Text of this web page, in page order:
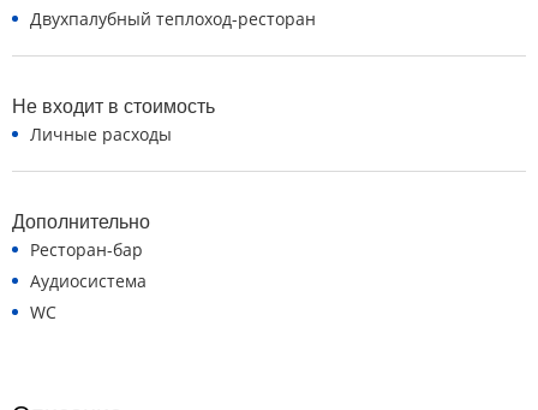
Двухпалубный теплоход-ресторан
Не входит в стоимость
Личные расходы
Дополнительно
Ресторан-бар
Аудиосистема
WC